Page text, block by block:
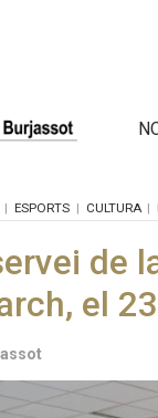
ESPORTS CULTURA
de
el